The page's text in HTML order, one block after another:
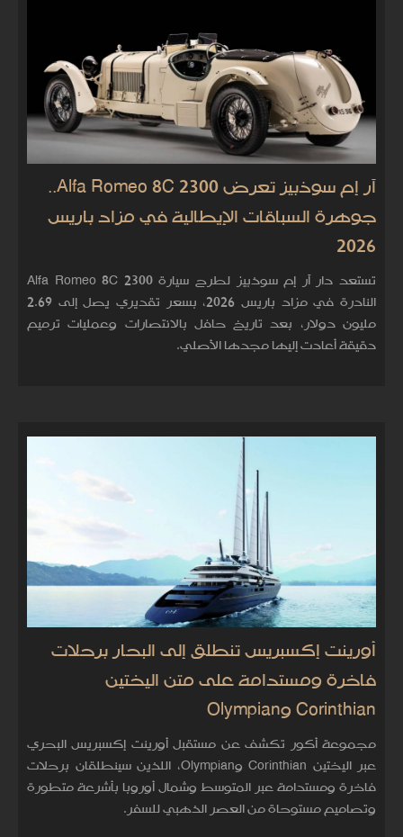
آر إم سوذبيز تعرض Alfa Romeo 8C 2300..
جوهرة السباقات الإيطالية في مزاد باريس
2026
تستعد دار آر إم سوذبيز لطرح سيارة Alfa Romeo 8C 2300
النادرة في مزاد باريس 2026، بسعر تقديري يصل إلى 2.69
مليون دولار، بعد تاريخ حافل بالانتصارات وعمليات ترميم
دقيقة أعادت إليها مجدها الأصلي.
أورينت إكسبريس تنطلق إلى البحار برحلات
فاخرة ومستدامة على متن اليختين
Corinthian وOlympian
مجموعة أكور تكشف عن مستقبل أورينت إكسبريس البحري
عبر اليختين Corinthian وOlympian، اللذين سينطلقان برحلات
فاخرة ومستدامة عبر المتوسط وشمال أوروبا بأشرعة متطورة
وتصاميم مستوحاة من العصر الذهبي للسفر.